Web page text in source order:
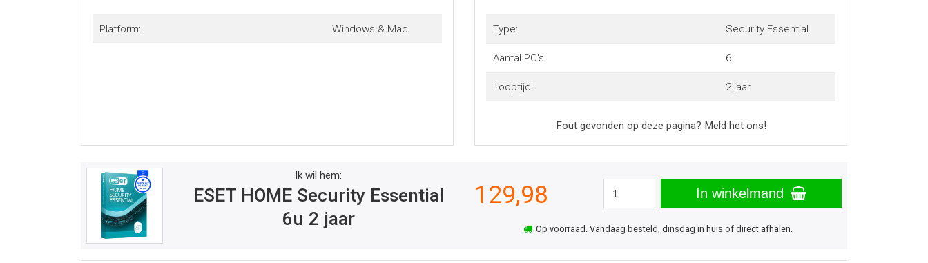
Platform: Windows & Mac Type: Security Essential
Aantal PC's: 6
Looptijd: 2 jaar
Fout gevonden op deze pagina? Meld het ons!
Ik wil hem:
ESET HOME Security Essential
6u 2 jaar
129,98 In winkelmand
Op voorraad. Vandaag besteld, dinsdag in huis of direct afhalen.